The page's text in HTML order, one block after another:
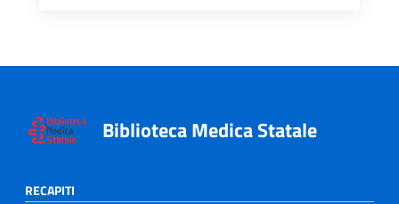
Biblioteca Medica Statale
RECAPITI